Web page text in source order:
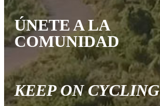
ÚNETE A LA
COMUNIDAD
KEEP ON CYCLING